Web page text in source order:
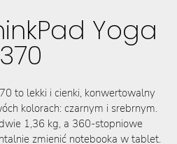
Yoga
370
to lekki i cienki, konwertowalny
kolorach: czarnym i srebrnym.
1,36 kg, a 360-stopniowe
zmienić notebooka w tablet.